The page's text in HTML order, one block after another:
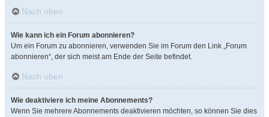
Nach oben
Wie kann ich ein Forum abonnieren?
Um ein Forum zu abonnieren, verwenden Sie im Forum den Link „Forum
abonnieren“, der sich meist am Ende der Seite befindet.
Nach oben
Wie deaktiviere ich meine Abonnements?
Wenn Sie mehrere Abonnements deaktivieren möchten, so können Sie dies